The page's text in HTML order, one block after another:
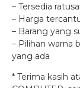
– Tersedia
– Harga
– Barang yang
– Pilihan warna
yang ada
* Terima kasih